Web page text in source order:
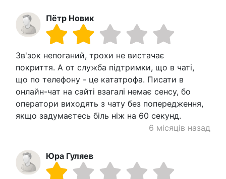
Пётр Новик
Зв'зок непоганий, трохи не вистачає
покриття. А от служба підтримки, що в чаті,
що по телефону - це кататрофа. Писати в
онлайн-чат на сайті взагалі немає сенсу, бо
оператори виходять з чату без попередження,
якщо задумаєтесь біль ніж на 60 секунд.
6 місяців назад
Юра Гуляев